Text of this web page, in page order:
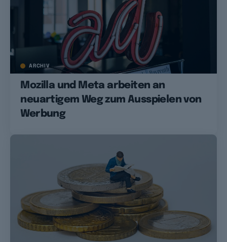
ARCHIV
Mozilla und Meta arbeiten an
neuartigem Weg zum Ausspielen von
Werbung